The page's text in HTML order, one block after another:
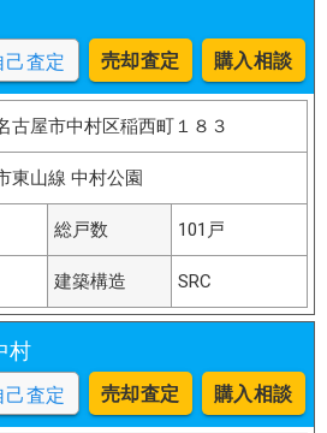
査定 売却査定 購入相談
古屋市中村区稲西町１８３
東山線 中村公園
総戸数 101戸
建築構造 SRC
村
査定 売却査定 購入相談